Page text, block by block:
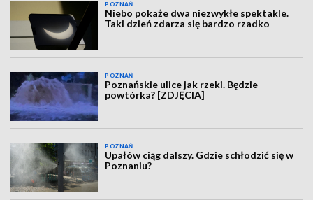
POZNAŃ
Niebo pokaże dwa niezwykłe spektakle.
Taki dzień zdarza się bardzo rzadko
POZNAŃ
Poznańskie ulice jak rzeki. Będzie
powtórka? [ZDJĘCIA]
POZNAŃ
Upałów ciąg dalszy. Gdzie schłodzić się w
Poznaniu?